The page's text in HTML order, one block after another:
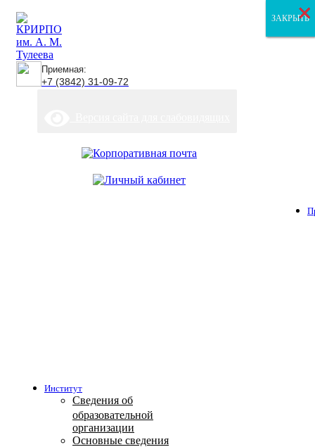
Приемная:
+7 (3842) 31-09-72
Институт
Сведения об
образовательной
организации
Основные сведения
ЗАКРЫТЬ
ЗАКРЫТЬ
ЗАКРЫТЬ
×
×
×